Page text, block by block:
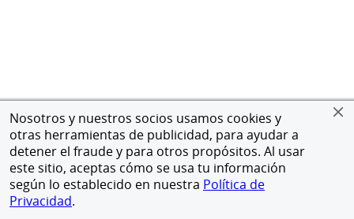
Nosotros y nuestros socios usamos cookies y
otras herramientas de publicidad, para ayudar a
detener el fraude y para otros propósitos. Al usar
este sitio, aceptas cómo se usa tu información
según lo establecido en nuestra Política de
Privacidad.